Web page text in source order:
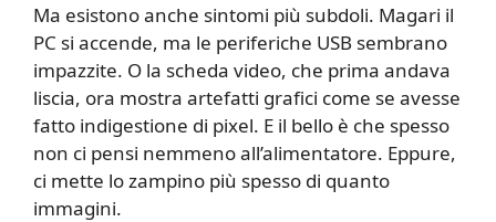
Ma esistono anche sintomi più subdoli. Magari il
PC si accende, ma le periferiche USB sembrano
impazzite. O la scheda video, che prima andava
liscia, ora mostra artefatti grafici come se avesse
fatto indigestione di pixel. E il bello è che spesso
non ci pensi nemmeno all’alimentatore. Eppure,
ci mette lo zampino più spesso di quanto
immagini.